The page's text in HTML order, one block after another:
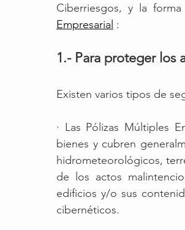
Ciberriesgos, y la
Empresarial :
1.- Para proteger los
Existen varios tipos de
· Las Pólizas Múltiples
bienes y cubren
hidrometeorológicos,
de los actos
edificios y/o sus
cibernéticos.